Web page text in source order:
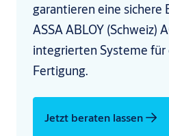
garantieren eine sichere
ASSA ABLOY (Schweiz)
integrierten Systeme
Fertigung.
Jetzt beraten lassen